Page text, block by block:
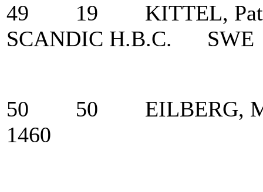
49 19 KITTEL,
SCANDIC H.B.C.
50 50 EILBERG,
1460